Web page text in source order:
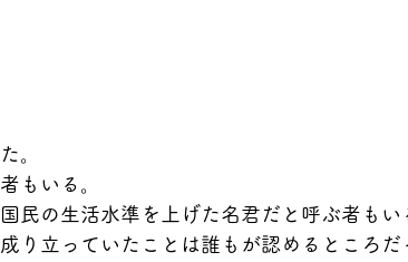
。
もいる。
民の生活水準を上げた名君だと呼ぶ者もい
り立っていたことは誰もが認めるところだ